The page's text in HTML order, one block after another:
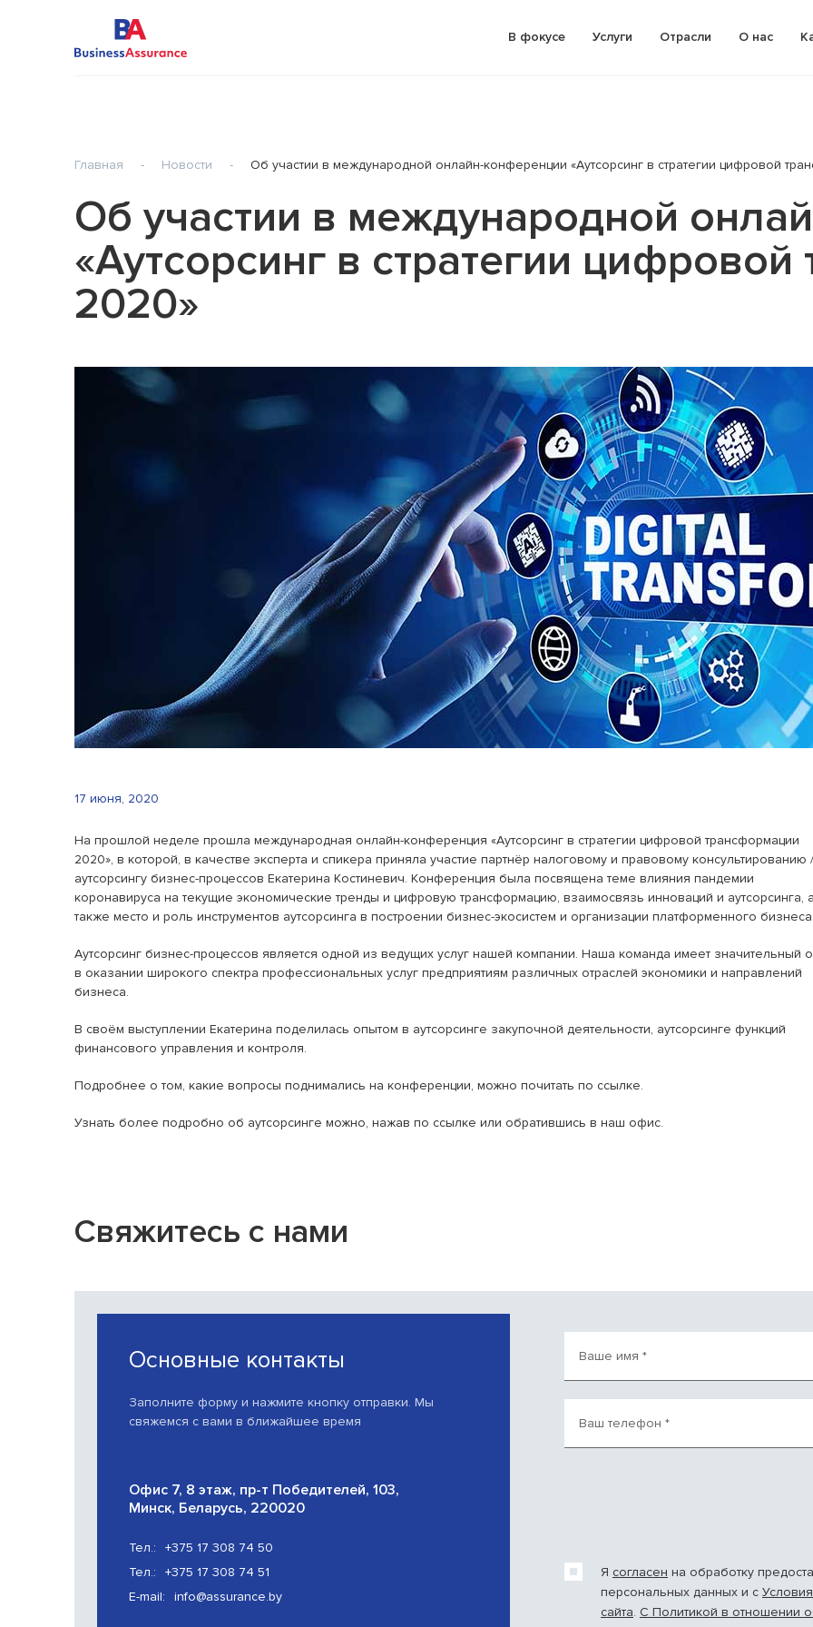
В фокусе Услуги
Обязательный аудит бухгалтерской
Инициативный аудит
Аудит национальной отчётности
Аудит отчётности, составленной в
соответствии с МСФО
Согласованные аудиторские
Обзор национальной отчётности
Обзор отчётности, составленной в
Трансфертное ценообразование
Услуги по налоговому
Разработка бизнес-плана (бизнес-
Разработка и анализ (экспертиза)
Услуги в области МСФО
Стоимостной анализ бизнеса и
активов
Предынвестиционный анализ
Diligence)
Консультирование по
рисками
Автоматизация бизнес-процессов
Отрасли О нас
Главная - Новости - Об участии в международной онлайн-конференции «Аутсорсинг в стратегии цифровой
Об участии в международной
«Аутсорсинг в стратегии
2020»
17 июня, 2020
На прошлой неделе прошла международная онлайн-конференция «Аутсорсинг в стратегии цифровой трансформации
2020», в которой, в качестве эксперта и спикера приняла участие партнёр налоговому и правовому консультированию /
аутсорсингу бизнес-процессов Екатерина Костиневич. Конференция была посвящена теме влияния пандемии
коронавируса на текущие экономические тренды и цифровую трансформацию, взаимосвязь инноваций и аутсорсинга, а
также место и роль инструментов аутсорсинга в построении бизнес-экосистем и организации платформенного бизнеса.
Аутсорсинг бизнес-процессов является одной из ведущих услуг нашей компании. Наша команда имеет значительный
в оказании широкого спектра профессиональных услуг предприятиям различных отраслей экономики и направлений
бизнеса.
В своём выступлении Екатерина поделилась опытом в аутсорсинге закупочной деятельности, аутсорсинге функций
финансового управления и контроля.
Подробнее о том, какие вопросы поднимались на конференции, можно почитать по ссылке.
Узнать более подробно об аутсорсинге можно, нажав по ссылке или обратившись в наш офис.
Свяжитесь с нами
Основные контакты
Заполните форму и нажмите кнопку отправки. Мы
свяжемся с вами в ближайшее время
Офис 7, 8 этаж, пр-т Победителей, 103,
Минск, Беларусь, 220020
Тел.:
+375 17 308 74 50
Тел.:
+375 17 308 74 51
E-mail:
info@assurance.by
Ваше имя *
Ваш телефон *
Я согласен на обработку
персональных данных и c
сайта. С Политикой в отношении